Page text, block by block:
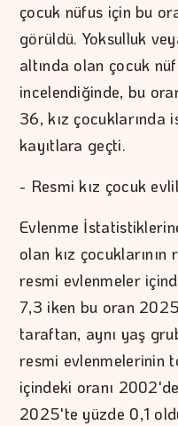
çocuk nüfus için bu
görüldü. Yoksulluk
altında olan çocuk
incelendiğinde, bu
36, kız çocuklarında
kayıtlara geçti.
- Resmi kız çocuk
Evlenme
olan kız
resmi evlenmeler
7,3 iken bu oran
taraftan, aynı yaş
resmi evlenmelerinin
içindeki oranı
2025'te yüzde 0,1